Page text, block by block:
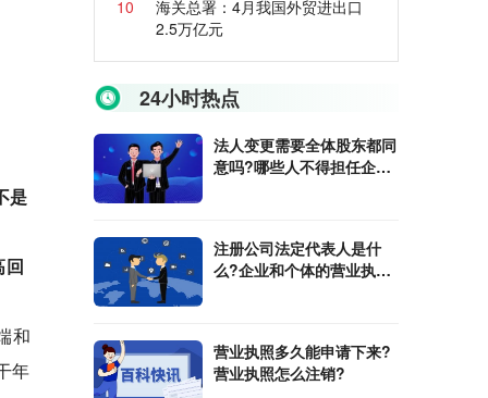
是
回
和
年
10
海关总署：4月我国外贸进出口
2.5万亿元
24小时热点
法人变更需要全体股东都同
意吗?哪些人不得担任企业
注册公司法定代表人是什
么?企业和个体的营业执照
营业执照多久能申请下来?
营业执照怎么注销?